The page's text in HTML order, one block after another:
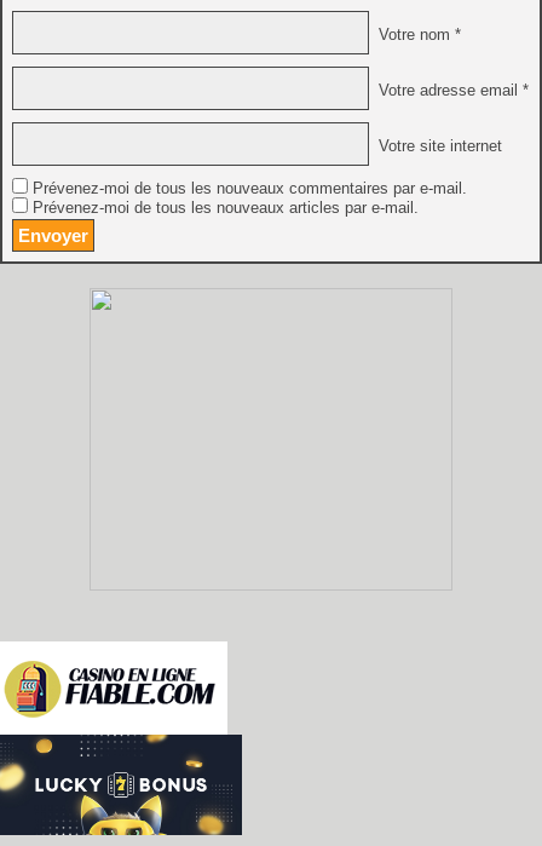
Votre nom *
Votre adresse email *
Votre site internet
Prévenez-moi de tous les nouveaux commentaires par e-mail.
Prévenez-moi de tous les nouveaux articles par e-mail.